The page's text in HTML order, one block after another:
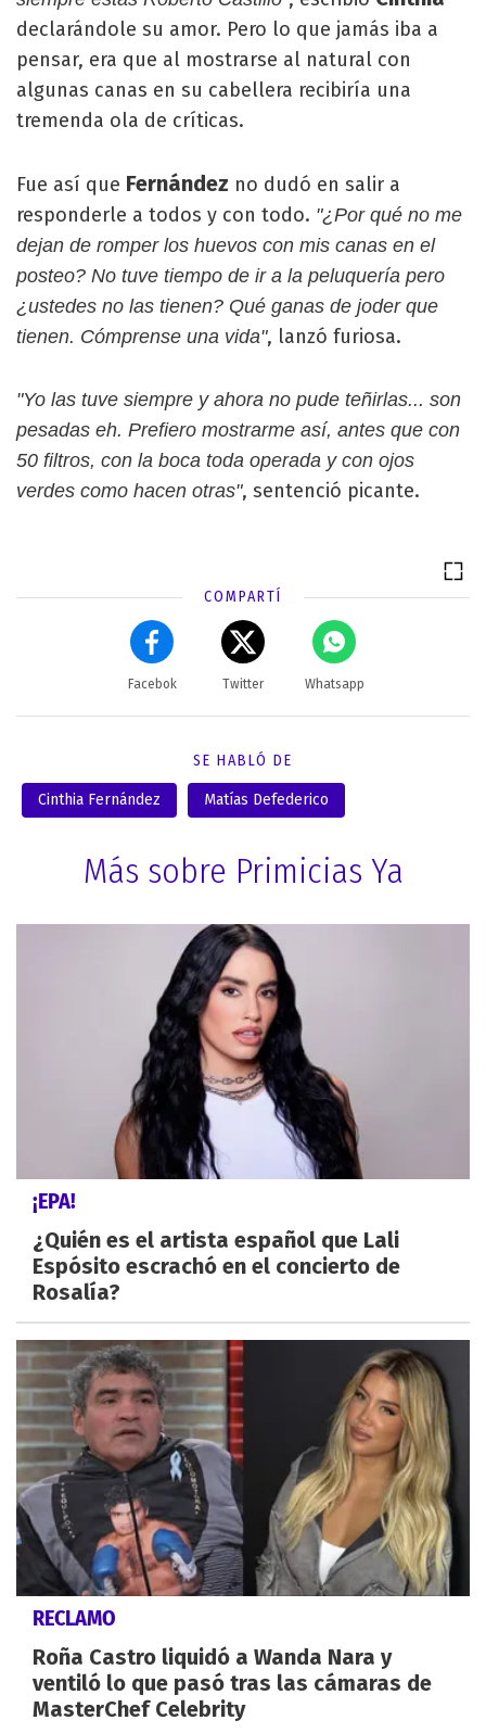
declarándole su amor. Pero lo que jamás iba a
pensar, era que al mostrarse al natural con
algunas canas en su cabellera recibiría una
tremenda ola de críticas.
Fue así que Fernández no dudó en salir a
responderle a todos y con todo. "¿Por qué no me
dejan de romper los huevos con mis canas en el
posteo? No tuve tiempo de ir a la peluquería pero
¿ustedes no las tienen? Qué ganas de joder que
tienen. Cómprense una vida", lanzó furiosa.
"Yo las tuve siempre y ahora no pude teñirlas... son
pesadas eh. Prefiero mostrarme así, antes que con
50 filtros, con la boca toda operada y con ojos
verdes como hacen otras", sentenció picante.
COMPARTÍ
Facebok Twitter Whatsapp
SE HABLÓ DE
Cinthia Fernández Matías Defederico
Más sobre Primicias Ya
¡EPA!
¿Quién es el artista español que Lali
Espósito escrachó en el concierto de
Rosalía?
RECLAMO
Roña Castro liquidó a Wanda Nara y
ventiló lo que pasó tras las cámaras de
MasterChef Celebrity